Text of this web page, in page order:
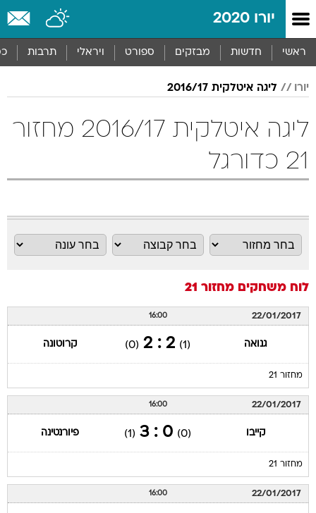
יורו 2020
ראשי חדשות מבזקים ספורט ויראלי תרבות
יורו ליגה איטלקית 2016/17
ליגה איטלקית 2016/17 מחזור
21 כדורגל
לוח משחקים מחזור 21
22/01/2017
16:00
גנואה (1)
2 : 2
(0) קרוטונה
מחזור 21
22/01/2017
16:00
קייבו (0)
0 : 3
(1) פיורנטינה
מחזור 21
22/01/2017
16:00